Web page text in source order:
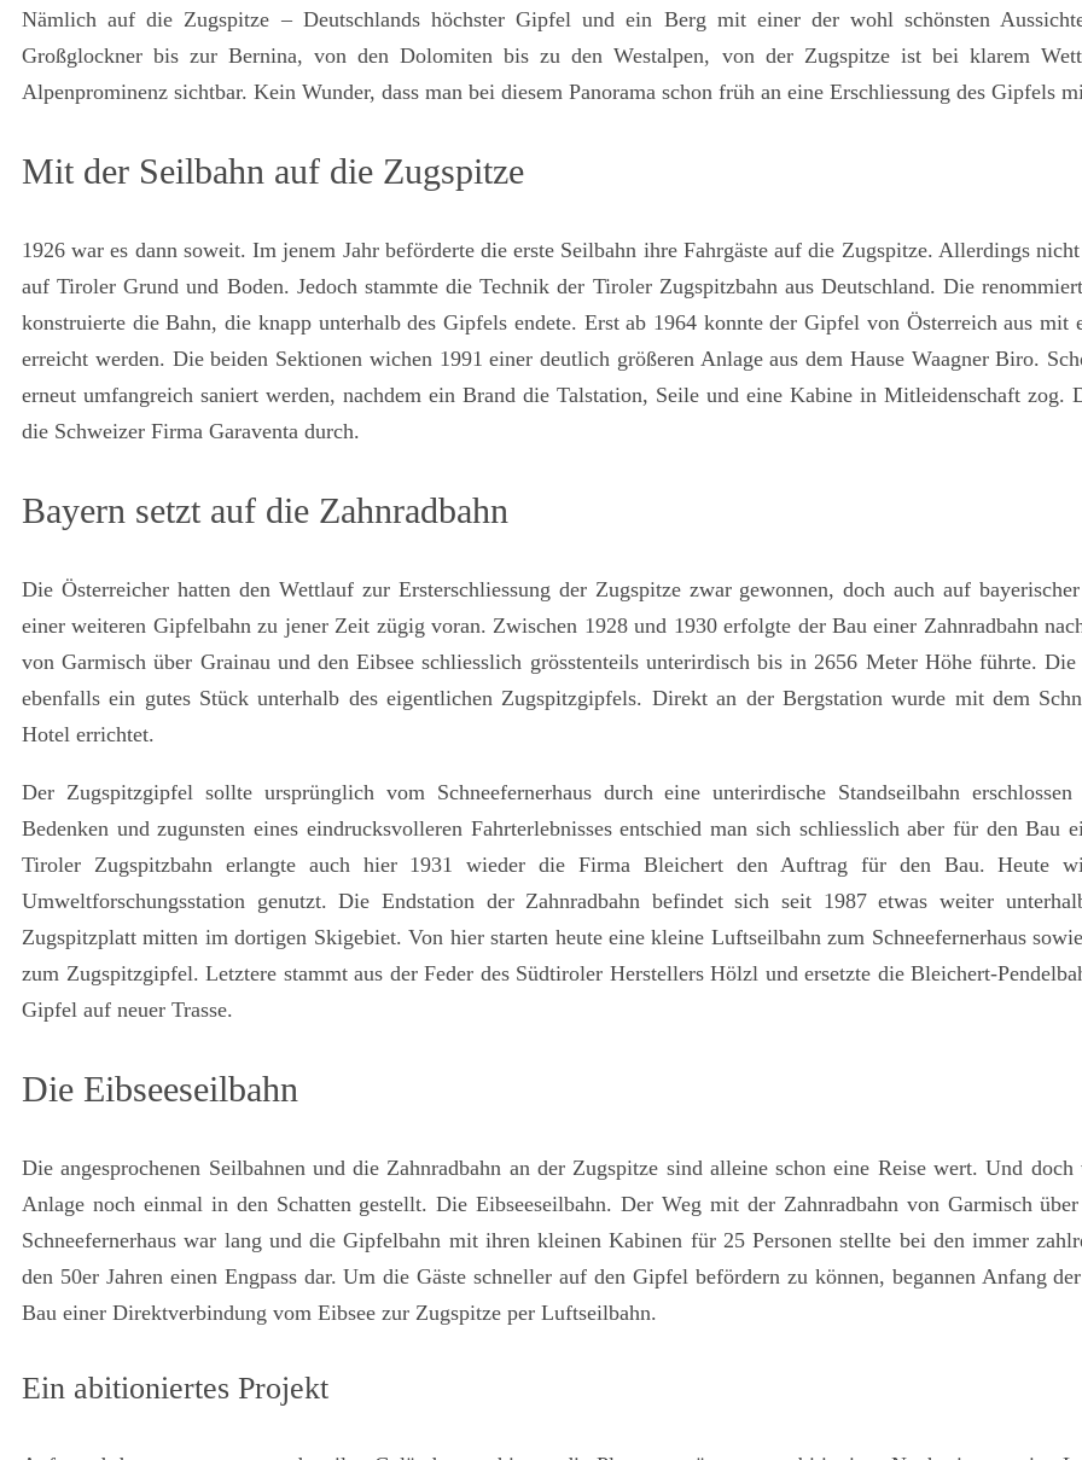
Nämlich auf die Zugspitze – Deutschlands höchster Gipfel und ein Berg mit einer der wohl schönsten
Großglockner bis zur Bernina, von den Dolomiten bis zu den Westalpen, von der Zugspitze ist bei klarem
Alpenprominenz sichtbar. Kein Wunder, dass man bei diesem Panorama schon früh an eine Erschliessung des Gipfels
Mit der Seilbahn auf die Zugspitze
1926 war es dann soweit. Im jenem Jahr beförderte die erste Seilbahn ihre Fahrgäste auf die Zugspitze. Allerdings
auf Tiroler Grund und Boden. Jedoch stammte die Technik der Tiroler Zugspitzbahn aus Deutschland. Die
konstruierte die Bahn, die knapp unterhalb des Gipfels endete. Erst ab 1964 konnte der Gipfel von Österreich aus mit
erreicht werden. Die beiden Sektionen wichen 1991 einer deutlich größeren Anlage aus dem Hause Waagner Biro.
erneut umfangreich saniert werden, nachdem ein Brand die Talstation, Seile und eine Kabine in Mitleidenschaft zog.
die Schweizer Firma Garaventa durch.
Bayern setzt auf die Zahnradbahn
Die Österreicher hatten den Wettlauf zur Ersterschliessung der Zugspitze zwar gewonnen, doch auch auf
einer weiteren Gipfelbahn zu jener Zeit zügig voran. Zwischen 1928 und 1930 erfolgte der Bau einer Zahnradbahn
von Garmisch über Grainau und den Eibsee schliesslich grösstenteils unterirdisch bis in 2656 Meter Höhe führte.
ebenfalls ein gutes Stück unterhalb des eigentlichen Zugspitzgipfels. Direkt an der Bergstation wurde mit dem
Hotel errichtet.
Der Zugspitzgipfel sollte ursprünglich vom Schneefernerhaus durch eine unterirdische Standseilbahn
Bedenken und zugunsten eines eindrucksvolleren Fahrterlebnisses entschied man sich schliesslich aber für den Bau
Tiroler Zugspitzbahn erlangte auch hier 1931 wieder die Firma Bleichert den Auftrag für den Bau. Heute
Umweltforschungsstation genutzt. Die Endstation der Zahnradbahn befindet sich seit 1987 etwas weiter
Zugspitzplatt mitten im dortigen Skigebiet. Von hier starten heute eine kleine Luftseilbahn zum Schneefernerhaus
zum Zugspitzgipfel. Letztere stammt aus der Feder des Südtiroler Herstellers Hölzl und ersetzte die Bleichert-
Gipfel auf neuer Trasse.
Die Eibseeseilbahn
Die angesprochenen Seilbahnen und die Zahnradbahn an der Zugspitze sind alleine schon eine Reise wert. Und
Anlage noch einmal in den Schatten gestellt. Die Eibseeseilbahn. Der Weg mit der Zahnradbahn von Garmisch
Schneefernerhaus war lang und die Gipfelbahn mit ihren kleinen Kabinen für 25 Personen stellte bei den immer
den 50er Jahren einen Engpass dar. Um die Gäste schneller auf den Gipfel befördern zu können, begannen Anfang
Bau einer Direktverbindung vom Eibsee zur Zugspitze per Luftseilbahn.
Ein abitioniertes Projekt